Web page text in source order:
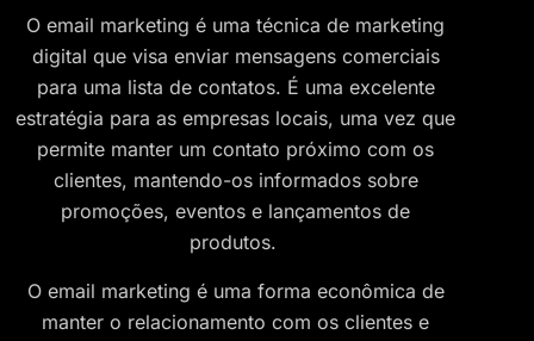
O email marketing é uma técnica de marketing
digital que visa enviar mensagens comerciais
para uma lista de contatos. É uma excelente
estratégia para as empresas locais, uma vez que
permite manter um contato próximo com os
clientes, mantendo-os informados sobre
promoções, eventos e lançamentos de
produtos.
O email marketing é uma forma econômica de
manter o relacionamento com os clientes e